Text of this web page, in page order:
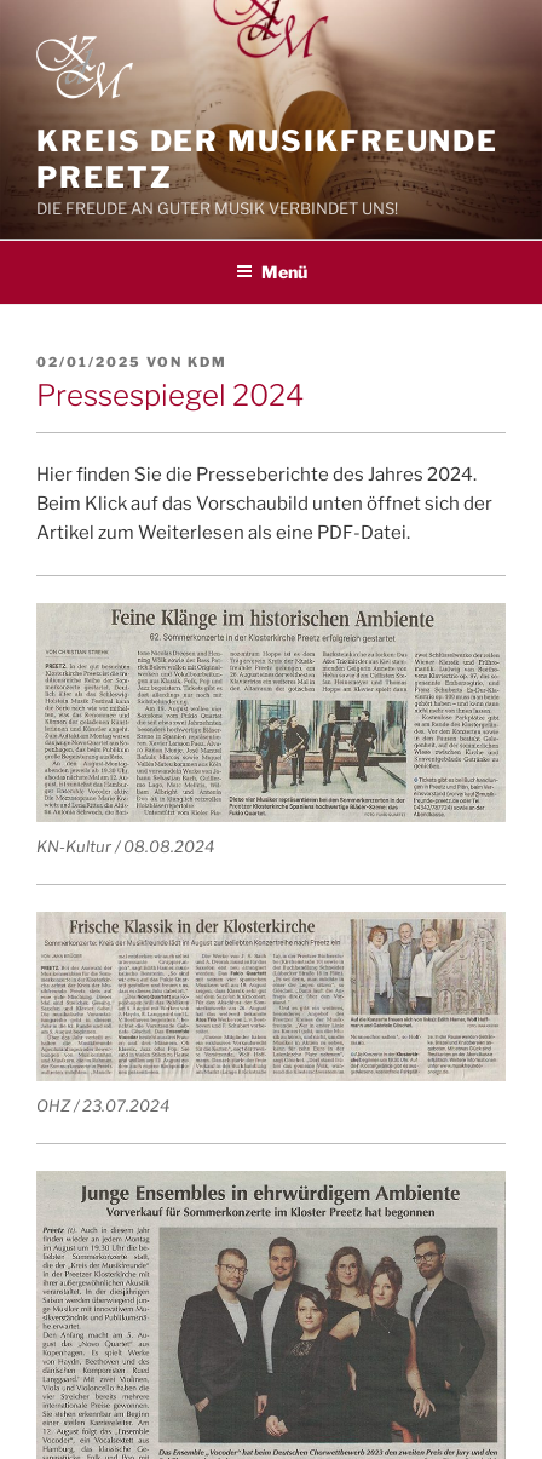
Inhalt
springen
KREIS DER MUSIKFREUNDE
PREETZ
DIE FREUDE AN GUTER MUSIK VERBINDET UNS!
Menü
VERÖFFENTLICHT
AM
02/01/2025 VON KDM
Pressespiegel 2024
Hier finden Sie die Presseberichte des Jahres 2024.
Beim Klick auf das Vorschaubild unten öffnet sich der
Artikel zum Weiterlesen als eine PDF-Datei.
KN-Kultur / 08.08.2024
OHZ / 23.07.2024